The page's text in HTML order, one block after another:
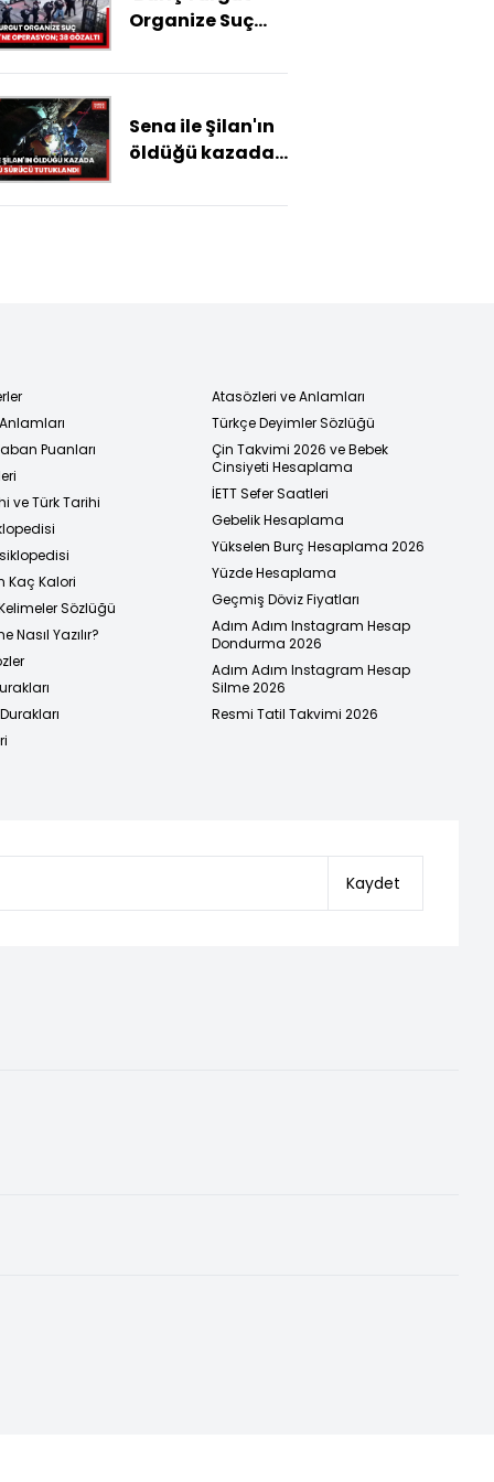
Organize Suç
operasyon; 38
Sena ile Şilan'ın
öldüğü kazada
tutuklandı
Puanları
ve Türk Tarihi
Kaç Kalori
Sözlüğü
Nasıl Yazılır?
Atasözleri ve Anlamları
Türkçe Deyimler Sözlüğü
Çin Takvimi 2026 ve Bebek
Cinsiyeti Hesaplama
İETT Sefer Saatleri
Gebelik Hesaplama
Yükselen Burç Hesaplama 2026
Yüzde Hesaplama
Geçmiş Döviz Fiyatları
Adım Adım Instagram Hesap
Dondurma 2026
Adım Adım Instagram Hesap
Silme 2026
Resmi Tatil Takvimi 2026
Kaydet